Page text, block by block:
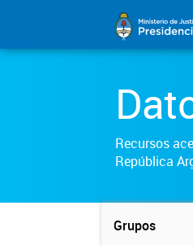
Recursos
República
Grupos